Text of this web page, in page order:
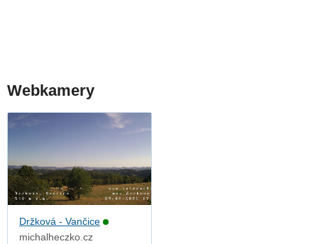
Webkamery
Držková - Vančice
michalheczko.cz